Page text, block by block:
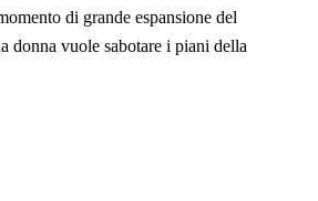
di grande espansione del
donna vuole sabotare i piani della